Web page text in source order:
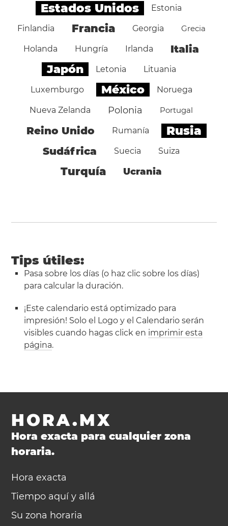
Estados Unidos Estonia
Finlandia Francia Georgia Grecia
Holanda Hungría Irlanda Italia
Japón Letonia Lituania
Luxemburgo México Noruega
Nueva Zelanda Polonia Portugal
Reino Unido Rumanía Rusia
Sudáfrica Suecia Suiza
Turquía Ucrania
Tips útiles:
Pasa sobre los días (o haz clic sobre los días)
para calcular la duración.
¡Este calendario está optimizado para
impresión! Solo el Logo y el Calendario serán
visibles cuando hagas click en imprimir esta
página.
HORA.MX
Hora exacta para cualquier zona
horaria.
Hora exacta
Tiempo aquí y allá
Su zona horaria